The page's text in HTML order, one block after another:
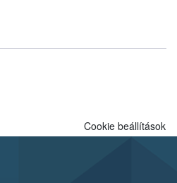
Cookie beállítások